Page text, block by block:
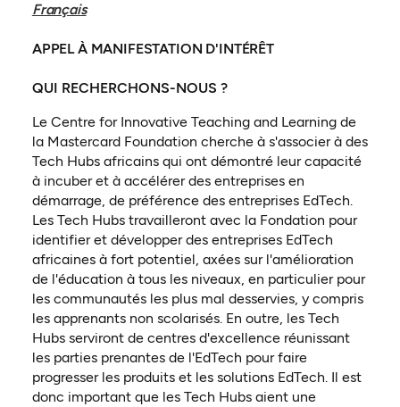
Français
APPEL À MANIFESTATION D'INTÉRÊT
QUI RECHERCHONS-NOUS ?
Le Centre for Innovative Teaching and Learning de
la Mastercard Foundation cherche à s'associer à des
Tech Hubs africains qui ont démontré leur capacité
à incuber et à accélérer des entreprises en
démarrage, de préférence des entreprises EdTech.
Les Tech Hubs travailleront avec la Fondation pour
identifier et développer des entreprises EdTech
africaines à fort potentiel, axées sur l'amélioration
de l'éducation à tous les niveaux, en particulier pour
les communautés les plus mal desservies, y compris
les apprenants non scolarisés. En outre, les Tech
Hubs serviront de centres d'excellence réunissant
les parties prenantes de l'EdTech pour faire
progresser les produits et les solutions EdTech. Il est
donc important que les Tech Hubs aient une